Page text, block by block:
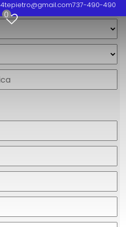
4tepietro@gmail.com737-490-490
0